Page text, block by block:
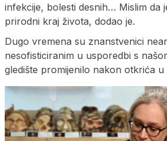
infekcije, bolesti desnih… Mislim da
prirodni kraj života, dodao je.
Dugo vremena su znanstvenici
nesofisticiranim u usporedbi s
gledište promijenilo nakon otkrića u